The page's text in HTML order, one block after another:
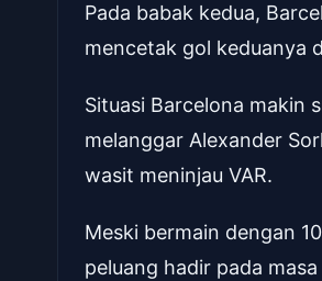
Pada babak kedua,
mencetak gol keduanya
Situasi Barcelona makin
melanggar Alexander
wasit meninjau VAR.
Meski bermain dengan
peluang hadir pada